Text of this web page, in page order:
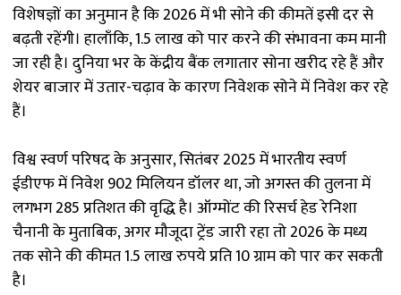
विशेषज्ञों का अनुमान है कि 2026 में भी सोने की कीमतें इसी दर से
बढ़ती रहेंगी। हालाँकि, ₹1.5 लाख को पार करने की संभावना कम मानी
जा रही है। दुनिया भर के केंद्रीय बैंक लगातार सोना खरीद रहे हैं और
शेयर बाजार में उतार-चढ़ाव के कारण निवेशक सोने में निवेश कर रहे
हैं।
विश्व स्वर्ण परिषद के अनुसार, सितंबर 2025 में भारतीय स्वर्ण
ईडीएफ में निवेश 902 मिलियन डॉलर था, जो अगस्त की तुलना में
लगभग 285 प्रतिशत की वृद्धि है। ऑग्मोंट की रिसर्च हेड रेनिशा
चैनानी के मुताबिक, अगर मौजूदा ट्रेंड जारी रहा तो 2026 के मध्य
तक सोने की कीमत 1.5 लाख रुपये प्रति 10 ग्राम को पार कर सकती
है।